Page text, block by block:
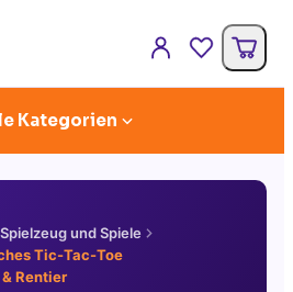
Kategorien
Spielzeug und Spiele
Tic-Tac-Toe
Rentier